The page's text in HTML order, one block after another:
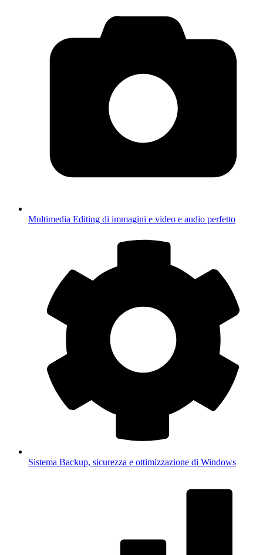
Multimedia Editing di immagini e video e audio perfetto
Sistema Backup, sicurezza e ottimizzazione di Windows